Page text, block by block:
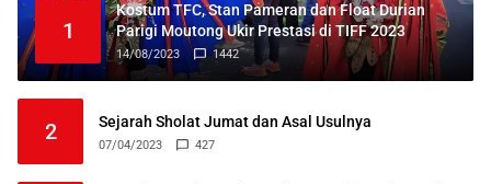
1
Kostum TFC, Stan Pameran dan Float Durian
Parigi Moutong Ukir Prestasi di TIFF 2023
14/08/2023 1442
2 Sejarah Sholat Jumat dan Asal Usulnya
07/04/2023 427